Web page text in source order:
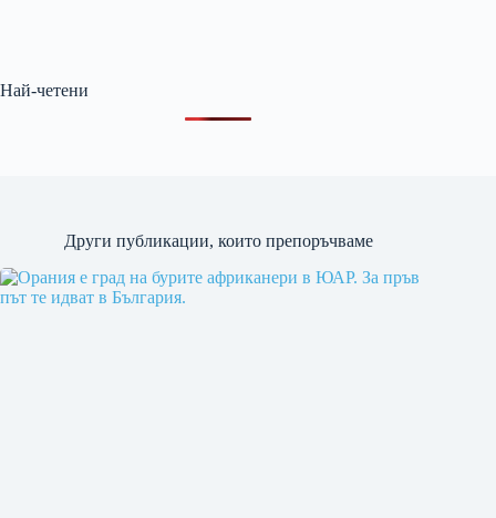
Най-четени
Други публикации, които препоръчваме